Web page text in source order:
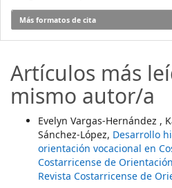
Más formatos de cita
Artículos más
mismo autor/a
Evelyn Vargas-Hernández ,
Sánchez-López, Desarrollo
orientación vocacional en
Costarricense de
Revista Costarricense de